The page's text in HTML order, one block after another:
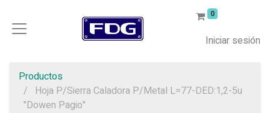
0
Iniciar sesión
Productos
Hoja P/Sierra Caladora P/Metal L=77-DED:1,2-5u
"Dowen Pagio"